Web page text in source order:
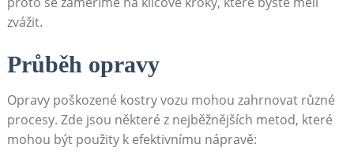
zvážit.
Průběh opravy
Opravy poškozené kostry vozu mohou zahrnovat různé
procesy. Zde jsou některé z nejběžnějších metod, které
mohou být použity k efektivnímu nápravě: